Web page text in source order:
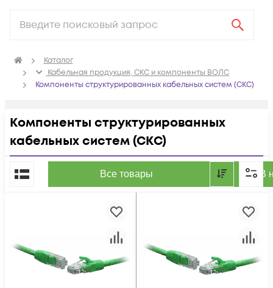
Каталог
Кабельная продукция, СКС и компоненты ВОЛС
Компоненты структурированных кабельных систем (СКС)
Компоненты структурированных
кабельных систем (СКС)
Все товары В
По популярности